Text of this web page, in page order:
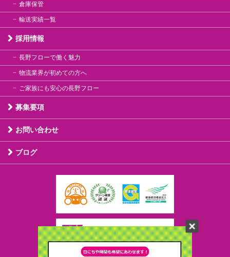
倉庫保管
輸送実績一覧
採用情報
長野フローで働く魅力
物流業界が初めての方へ
ご家族にも安心の長野フロー
募集要項
お問い合わせ
ブログ